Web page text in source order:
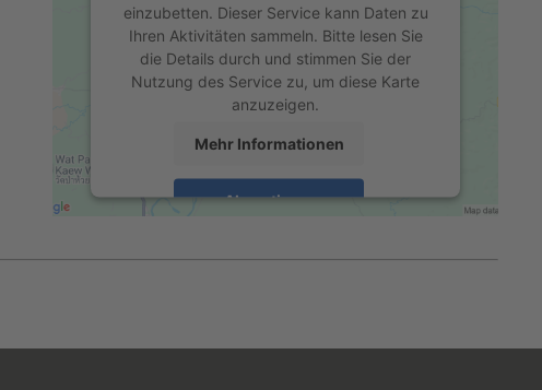
einzubetten. Dieser Service kann Daten zu
Ihren Aktivitäten sammeln. Bitte lesen Sie
die Details durch und stimmen Sie der
Nutzung des Service zu, um diese Karte
anzuzeigen.
Mehr Informationen
Akzeptieren
Management Platform&eRecht24